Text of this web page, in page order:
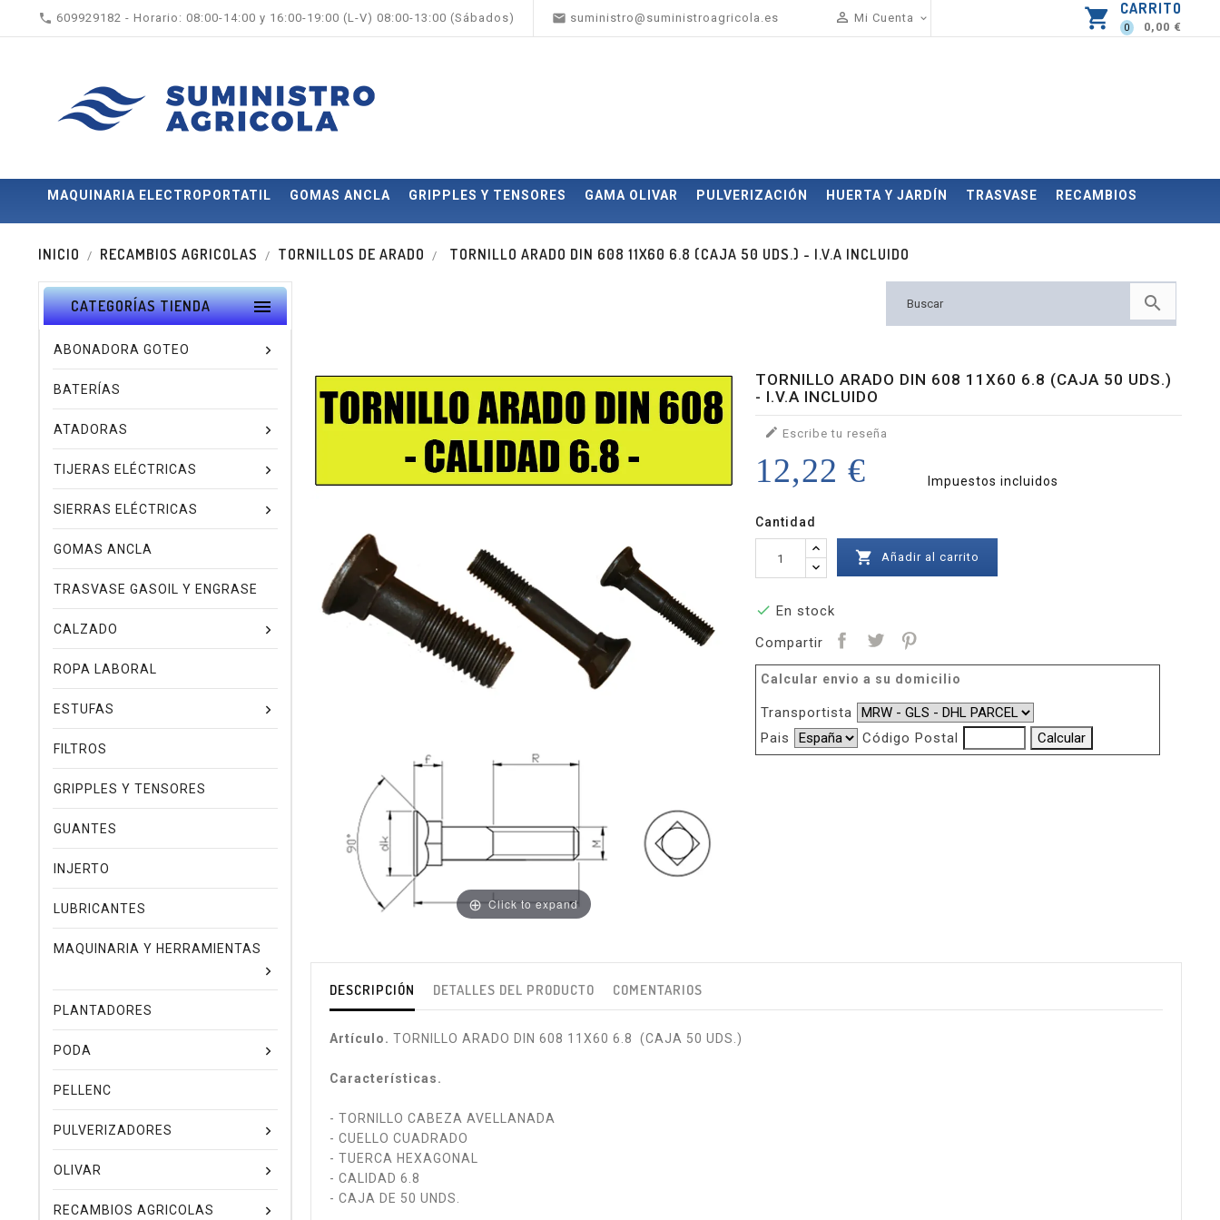
 609929182 - Horario: 08:00-14:00 y 16:00-19:00 (L-V) 08:00-13:00 (Sábados)  suministro@suministroagricola.es  Mi Cuenta  shopping_cart CARRITO
0 0,00 €
MAQUINARIA ELECTROPORTATIL GOMAS ANCLA GRIPPLES Y TENSORES GAMA OLIVAR PULVERIZACIÓN HUERTA Y JARDÍN TRASVASE RECAMBIOS
INICIO RECAMBIOS AGRICOLAS TORNILLOS DE ARADO TORNILLO ARADO DIN 608 11X60 6.8 (CAJA 50 UDS.) - I.V.A INCLUIDO
CATEGORÍAS TIENDA 
ABONADORA GOTEO
BATERÍAS
ATADORAS
TIJERAS ELÉCTRICAS
SIERRAS ELÉCTRICAS
GOMAS ANCLA
TRASVASE GASOIL Y ENGRASE
CALZADO
ROPA LABORAL
ESTUFAS
FILTROS
GRIPPLES Y TENSORES
GUANTES
INJERTO
LUBRICANTES
MAQUINARIA Y HERRAMIENTAS
PLANTADORES
PODA
PELLENC
PULVERIZADORES
OLIVAR
RECAMBIOS AGRICOLAS

Click to expand
TORNILLO ARADO DIN 608 11X60 6.8 (CAJA 50 UDS.)
- I.V.A INCLUIDO
 Escribe tu reseña
12,22 € Impuestos incluidos
Cantidad
 Añadir al carrito
 En stock
Compartir
Calcular envio a su domicilio
Transportista
Pais
Código Postal
DESCRIPCIÓN DETALLES DEL PRODUCTO COMENTARIOS
Artículo. TORNILLO ARADO DIN 608 11X60 6.8 (CAJA 50 UDS.)
Características.
- TORNILLO CABEZA AVELLANADA
- CUELLO CUADRADO
- TUERCA HEXAGONAL
- CALIDAD 6.8
- CAJA DE 50 UNDS.